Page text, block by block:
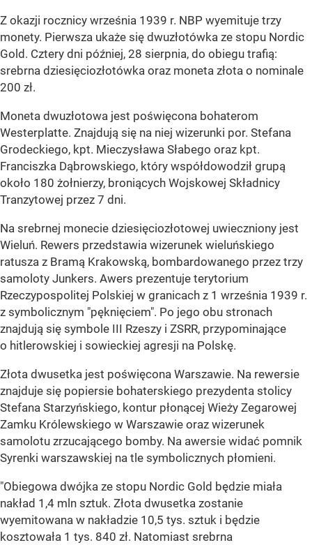
Z okazji rocznicy września 1939 r. NBP wyemituje trzy
monety. Pierwsza ukaże się dwuzłotówka ze stopu Nordic
Gold. Cztery dni później, 28 sierpnia, do obiegu trafią:
srebrna dziesięciozłotówka oraz moneta złota o nominale
200 zł.
Moneta dwuzłotowa jest poświęcona bohaterom
Westerplatte. Znajdują się na niej wizerunki por. Stefana
Grodeckiego, kpt. Mieczysława Słabego oraz kpt.
Franciszka Dąbrowskiego, który współdowodził grupą
około 180 żołnierzy, broniących Wojskowej Składnicy
Tranzytowej przez 7 dni.
Na srebrnej monecie dziesięciozłotowej uwieczniony jest
Wieluń. Rewers przedstawia wizerunek wieluńskiego
ratusza z Bramą Krakowską, bombardowanego przez trzy
samoloty Junkers. Awers prezentuje terytorium
Rzeczypospolitej Polskiej w granicach z 1 września 1939 r.
z symbolicznym "pęknięciem". Po jego obu stronach
znajdują się symbole III Rzeszy i ZSRR, przypominające
o hitlerowskiej i sowieckiej agresji na Polskę.
Złota dwusetka jest poświęcona Warszawie. Na rewersie
znajduje się popiersie bohaterskiego prezydenta stolicy
Stefana Starzyńskiego, kontur płonącej Wieży Zegarowej
Zamku Królewskiego w Warszawie oraz wizerunek
samolotu zrzucającego bomby. Na awersie widać pomnik
Syrenki warszawskiej na tle symbolicznych płomieni.
"Obiegowa dwójka ze stopu Nordic Gold będzie miała
nakład 1,4 mln sztuk. Złota dwusetka zostanie
wyemitowana w nakładzie 10,5 tys. sztuk i będzie
kosztowała 1 tys. 840 zł. Natomiast srebrna